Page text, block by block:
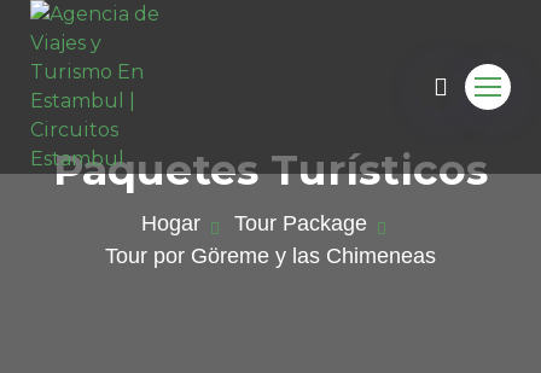
Paquetes Turísticos
Hogar
Tour Package
Tour por Göreme y las Chimeneas